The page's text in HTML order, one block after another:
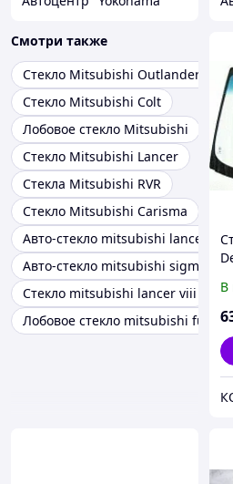
Смотри также
Стекло Mitsubishi Outlander
Стекло Mitsubishi Colt
Лобовое стекло Mitsubishi
Стекло Mitsubishi Lancer
Стекла Mitsubishi RVR
Стекло Mitsubishi Carisma
Авто-стекло mitsubishi lancer
Авто-стекло mitsubishi sigma
Стекло mitsubishi lancer viii
Лобовое стекло mitsubishi fuso
В